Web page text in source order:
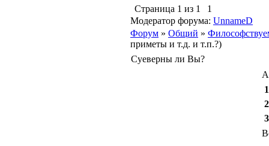
Страница 1 из 1
1
Модератор форума: UnnameD
Форум » Общий »
приметы и т.д. и т.п.?)
Суеверны ли Вы?
1
2
3